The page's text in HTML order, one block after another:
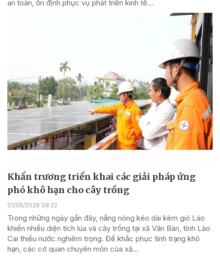
an toàn, ổn định phục vụ phát triển kinh tế...
Khẩn trương triển khai các giải pháp ứng
phó khô hạn cho cây trồng
01/05/2026 09:22
Trong những ngày gần đây, nắng nóng kéo dài kèm gió Lào
khiến nhiều diện tích lúa và cây trồng tại xã Văn Bàn, tỉnh Lào
Cai thiếu nước nghiêm trọng. Để khắc phục tình trạng khô
hạn, các cơ quan chuyên môn của xã...